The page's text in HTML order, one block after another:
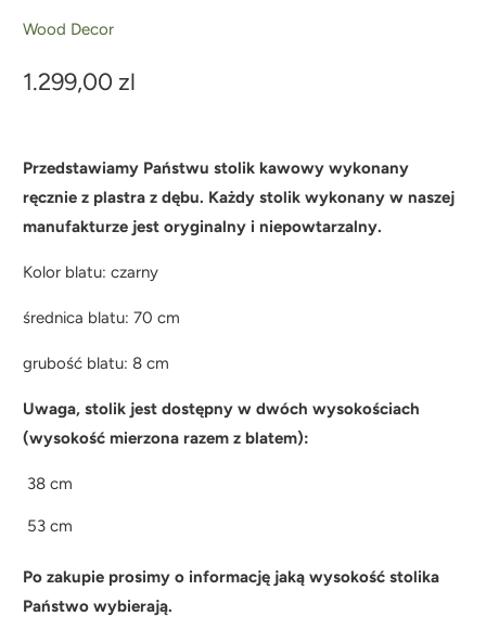
Wood Decor
1.299,00 zl
Przedstawiamy Państwu stolik kawowy wykonany
ręcznie z plastra z dębu. Każdy stolik wykonany w naszej
manufakturze jest oryginalny i niepowtarzalny.
Kolor blatu: czarny
średnica blatu: 70 cm
grubość blatu: 8 cm
Uwaga, stolik jest dostępny w dwóch wysokościach
(wysokość mierzona razem z blatem):
38 cm
53 cm
Po zakupie prosimy o informację jaką wysokość stolika
Państwo wybierają.